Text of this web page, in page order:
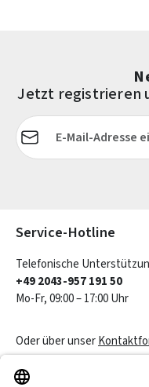
Jetzt registrieren
E-Mail-Adresse*
Service-Hotline
Telefonische
+49 2043-957 191 50
Mo-Fr, 09:00 – 17:00 Uhr
Oder über unser